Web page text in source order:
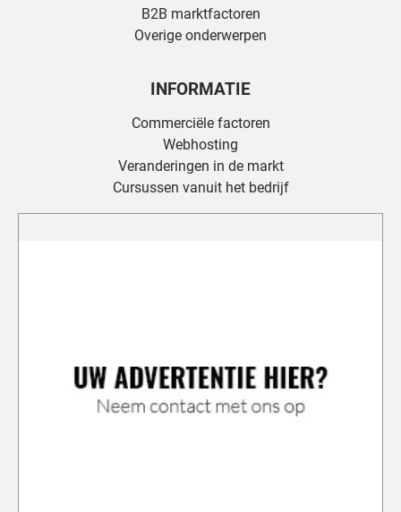
B2B marktfactoren
Overige onderwerpen
INFORMATIE
Commerciële factoren
Webhosting
Veranderingen in de markt
Cursussen vanuit het bedrijf